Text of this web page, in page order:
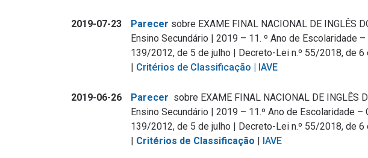
2019-07-23 Parecer sobre EXAME FINAL NACIONAL DE INGLÊS
Ensino Secundário | 2019 – 11. º Ano de Escolaridade
139/2012, de 5 de julho | Decreto-Lei n.º 55/2018, de 6
| Critérios de Classificação | IAVE
2019-06-26 Parecer sobre EXAME FINAL NACIONAL DE INGLÊS
Ensino Secundário | 2019 – 11.º Ano de Escolaridade –
139/2012, de 5 de julho | Decreto-Lei n.º 55/2018, de 6
| Critérios de Classificação | IAVE